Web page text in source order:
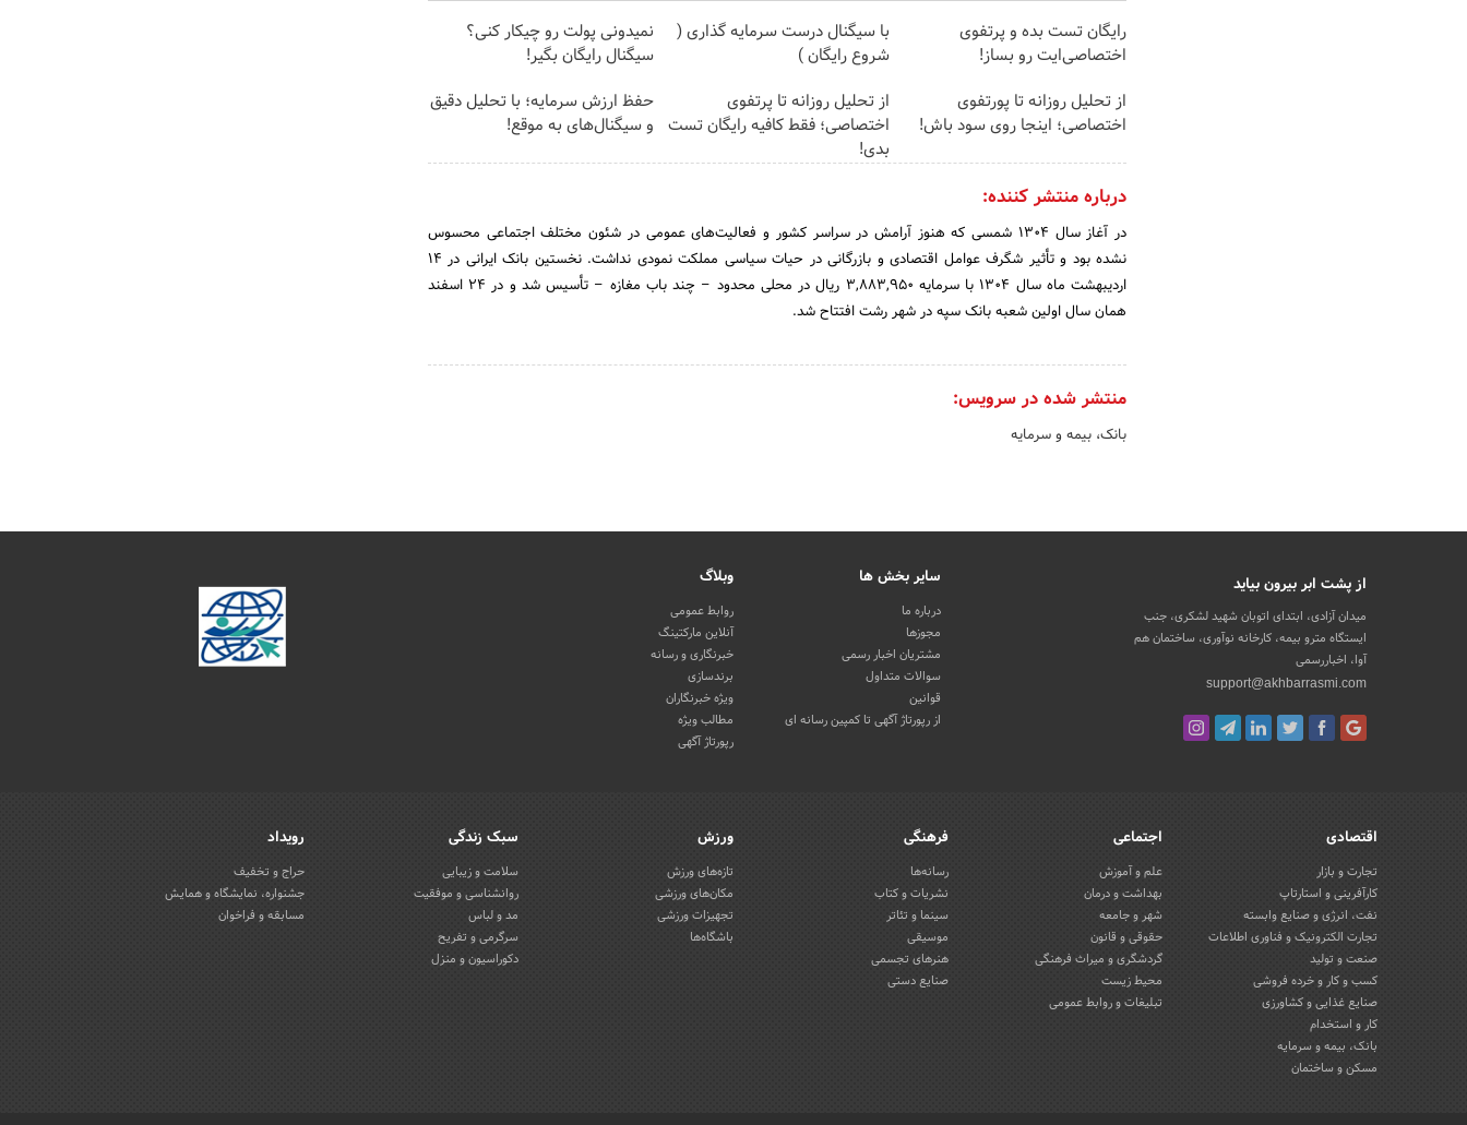
رایگان تست بده و پرتفوی
اختصاصی‌ایت رو بساز!
با سیگنال درست سرمایه گذاری (
شروع رایگان )
نمیدونی پولت رو چیکار کنی؟
سیگنال رایگان بگیر!
از تحلیل روزانه تا پورتفوی
اختصاصی؛ اینجا روی سود باش!
از تحلیل روزانه تا پرتفوی
اختصاصی؛ فقط کافیه رایگان تست
بدی!
حفظ ارزش سرمایه؛ با تحلیل دقیق
و سیگنال‌های به موقع!
درباره منتشر کننده:
در آغاز سال 1304 شمسی که هنوز آرامش در سراسر کشور و فعالیت‌های عمومی در شئون مختلف اجتماعی محسوس
نشده بود و تأثیر شگرف عوامل اقتصادی و بازرگانی در حیات سیاسی مملکت نمودی نداشت. نخستین بانک ایرانی در 14
اردیبهشت ماه سال 1304 با سرمایه 3,883,950 ریال در محلی محدود – چند باب مغازه – تأسیس شد و در 24 اسفند
همان سال اولین شعبه بانک سپه در شهر رشت افتتاح شد.
منتشر شده در سرویس:
بانک، بیمه و سرمایه
از پشت ابر بیرون بیاید
میدان آزادی، ابتدای اتوبان شهید لشکری، جنب
ایستگاه مترو بیمه، کارخانه نوآوری، ساختمان هم
آوا، اخباررسمی
support@akhbarrasmi.com
سایر بخش ها
درباره ما
مجوزها
مشتریان اخبار رسمی
سوالات متداول
قوانین
از رپورتاژ آگهی تا کمپین رسانه ای
وبلاگ
روابط عمومی
آنلاین مارکتینگ
خبرنگاری و رسانه
برندسازی
ویژه خبرنگاران
مطالب ویژه
رپورتاژ آگهی
اقتصادی
تجارت و بازار
کارآفرینی و استارتاپ
نفت، انرژی و صنایع وابسته
تجارت الکترونیک و فناوری اطلاعات
صنعت و تولید
کسب و کار و خرده فروشی
صنایع غذایی و کشاورزی
کار و استخدام
بانک، بیمه و سرمایه
مسکن و ساختمان
اجتماعی
علم و آموزش
بهداشت و درمان
شهر و جامعه
حقوقی و قانون
گردشگری و میراث فرهنگی
محیط زیست
تبلیغات و روابط عمومی
فرهنگی
رسانه‌ها
نشریات و کتاب
سینما و تئاتر
موسیقی
هنرهای تجسمی
صنایع دستی
ورزش
تازه‌های ورزش
مکان‌های ورزشی
تجهیزات ورزشی
باشگاه‌ها
سبک زندگی
سلامت و زیبایی
روانشناسی و موفقیت
مد و لباس
سرگرمی و تفریح
دکوراسیون و منزل
رویداد
حراج و تخفیف
جشنواره، نمایشگاه و همایش
مسابقه و فراخوان